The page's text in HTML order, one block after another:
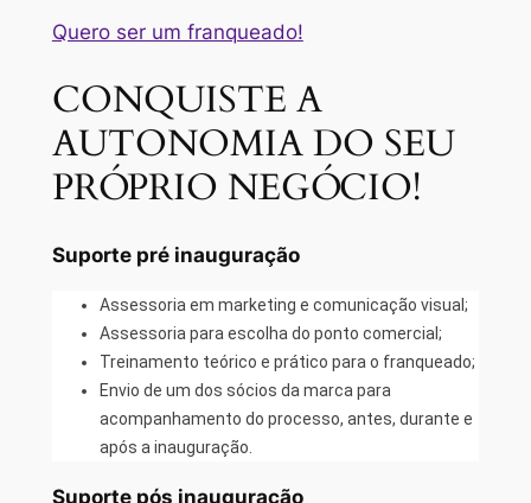
Quero ser um franqueado!
CONQUISTE A
AUTONOMIA DO SEU
PRÓPRIO NEGÓCIO!
Suporte pré inauguração
Assessoria em marketing e comunicação visual;
Assessoria para escolha do ponto comercial;
Treinamento teórico e prático para o franqueado;
Envio de um dos sócios da marca para
acompanhamento do processo, antes, durante e
após a inauguração.
Suporte pós inauguração